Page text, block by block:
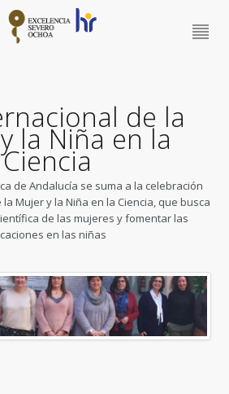
de la
la Niña en la
Ciencia
de Andalucía se suma a la celebración
Mujer y la Niña en la Ciencia, que busca
de las mujeres y fomentar las
en las niñas